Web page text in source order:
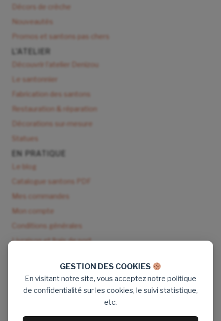
GESTION DES COOKIES
En visitant notre site, vous acceptez notre politique
de confidentialité sur les cookies, le suivi statistique,
etc.
Décors de crèche
Nouveautés
Promos et santons pas chers
L'ATELIER
Découvrir l'atelier Denizou
Le santonnier
Fabrication des santons
Restauration & réparation
Décorations sur-mesure
Statues
EN PRATIQUE
Le blog
Catalogue santons PDF
Mes commandes
Mon compte
Conditions générales
Livraison et frais de port
9 rue de Seisson 83170 Tourves
Tél : 06 89 16 77 71
Email : santon.denizou@gmail.com